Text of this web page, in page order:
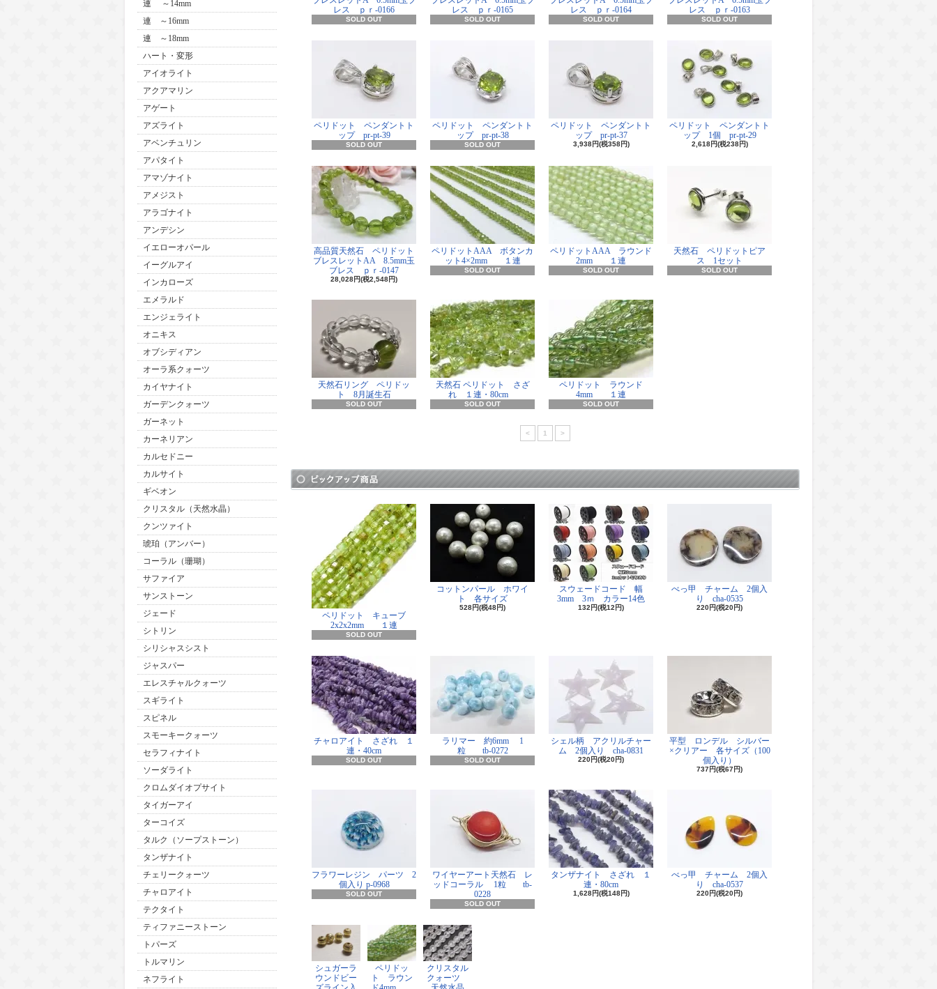
連 ～14mm
連 ～16mm
連 ～18mm
ハート・変形
アイオライト
アクアマリン
アゲート
アズライト
アベンチュリン
アパタイト
アマゾナイト
アメジスト
アラゴナイト
アンデシン
イエローオパール
イーグルアイ
インカローズ
エメラルド
エンジェライト
オニキス
オブシディアン
オーラ系クォーツ
カイヤナイト
ガーデンクォーツ
ガーネット
カーネリアン
カルセドニー
カルサイト
ギベオン
クリスタル（天然水晶）
クンツァイト
琥珀（アンバー）
コーラル（珊瑚）
サファイア
サンストーン
ジェード
シトリン
シリシャスシスト
ジャスパー
エレスチャルクォーツ
スギライト
スピネル
スモーキークォーツ
セラフィナイト
ソーダライト
クロムダイオプサイト
タイガーアイ
ターコイズ
タルク（ソープストーン）
タンザナイト
チェリークォーツ
チャロアイト
テクタイト
ティファニーストーン
トパーズ
トルマリン
ネフライト
レス ｐｒ-0166
SOLD OUT
レス ｐｒ-0165
SOLD OUT
レス ｐｒ-0164
SOLD OUT
レス ｐｒ-0163
SOLD OUT
ペリドット ペンダントト
ップ pr-pt-39
SOLD OUT
ペリドット ペンダントト
ップ pr-pt-38
SOLD OUT
ペリドット ペンダントト
ップ pr-pt-37
3,938円(税358円)
ペリドット ペンダントト
ップ 1個 pr-pt-29
2,618円(税238円)
高品質天然石 ペリドット
ブレスレットAA 8.5mm玉
ブレス ｐｒ-0147
28,028円(税2,548円)
ペリドットAAA ボタンカ
ット4×2mm １連
SOLD OUT
ペリドットAAA ラウンド
2mm １連
SOLD OUT
天然石 ペリドットピア
ス 1セット
SOLD OUT
天然石リング ペリドッ
ト 8月誕生石
SOLD OUT
天然石 ペリドット さざ
れ １連・80cm
SOLD OUT
ペリドット ラウンド
4mm １連
SOLD OUT
< 1 >
ペリドット キューブ
2x2x2mm １連
SOLD OUT
コットンパール ホワイ
ト 各サイズ
528円(税48円)
スウェードコード 幅
3mm 3ｍ カラー14色
132円(税12円)
べっ甲 チャーム 2個入
り cha-0535
220円(税20円)
チャロアイト さざれ １
連・40cm
SOLD OUT
ラリマー 約6mm 1
粒 tb-0272
SOLD OUT
シェル柄 アクリルチャー
ム 2個入り cha-0831
220円(税20円)
平型 ロンデル シルバー
×クリアー 各サイズ（100
個入り）
737円(税67円)
フラワーレジン パーツ 2
個入り p-0968
SOLD OUT
ワイヤーアート天然石 レ
ッドコーラル 1粒 tb-
0228
SOLD OUT
タンザナイト さざれ １
連・80cm
1,628円(税148円)
べっ甲 チャーム 2個入
り cha-0537
220円(税20円)
シュガーラ
ウンドビー
ペリドッ
ト ラウン
クリスタル
クォーツ